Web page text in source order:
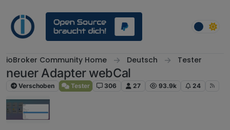
ioBroker Community Home Deutsch Tester
neuer Adapter webCal
Verschoben Tester 306 27 93.9k 24